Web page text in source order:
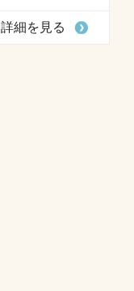
詳細を見る